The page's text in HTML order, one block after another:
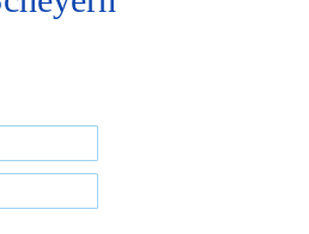
Startseite springen.